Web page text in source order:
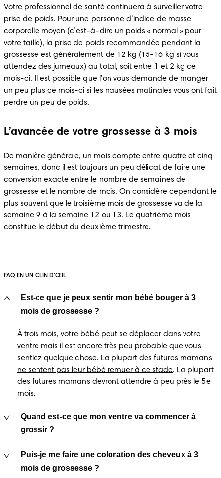
prise de poids. Pour une personne d’indice de masse
corporelle moyen (c’est-à-dire un poids « normal » pour
votre taille), la prise de poids recommandée pendant la
grossesse est généralement de 12 kg (15-16 kg si vous
attendez des jumeaux) au total, soit entre 1 et 2 kg ce
mois-ci. Il est possible que l’on vous demande de manger
un peu plus ce mois-ci si les nausées matinales vous ont fait
perdre un peu de poids.
L’avancée de votre grossesse à 3 mois
De manière générale, un mois compte entre quatre et cinq
semaines, donc il est toujours un peu délicat de faire une
conversion exacte entre le nombre de semaines de
grossesse et le nombre de mois. On considère cependant le
semaine 9 à la semaine 12 ou 13. Le quatrième mois
constitue le début du deuxième trimestre.
FAQ EN UN CLIN D’ŒIL
Est-ce que je peux sentir mon bébé bouger à 3
mois de grossesse ?
À trois mois, votre bébé peut se déplacer dans votre
ventre mais il est encore très peu probable que vous
ne sentent pas leur bébé remuer à ce stade. La plupart
des futures mamans devront attendre à peu près le 5e
mois.
Quand est-ce que mon ventre va commencer à
grossir ?
Puis-je me faire une coloration des cheveux à 3
mois de grossesse ?